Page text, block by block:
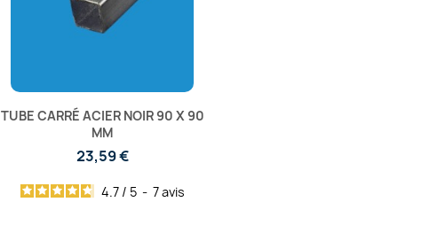
TUBE CARRÉ ACIER NOIR 90 X 90
MM
23,59 €
4.7 / 5 - 7avis